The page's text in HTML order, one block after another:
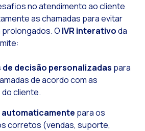
Automatize a
Gerenciamento
Maximize suas
Inovando a
Aproximar
no atendimento ao cliente
as chamadas para evitar
O IVR interativoda
decisão personalizadas para
de acordo com as
cliente.
para os
corretos (vendas, suporte,